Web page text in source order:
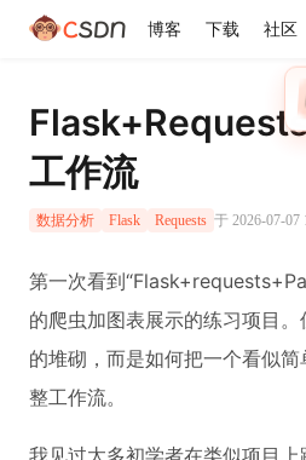
博客 下载 社区
工作流
数据分析 Flask Requests 于 2026-07-07
第一次看到
的爬虫加图表展示的练习项目
的堆砌，而是如何把一个看似
整工作流。
我见过太多初学者在类似项目